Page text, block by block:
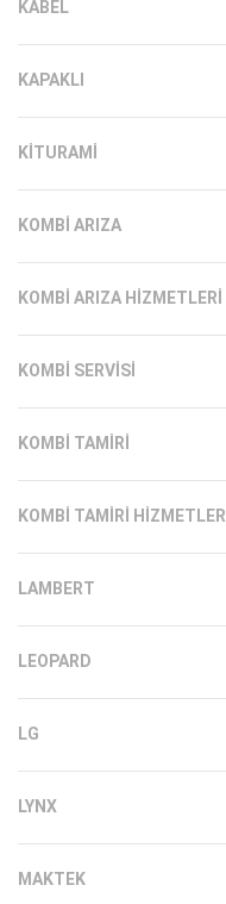
KABEL
KAPAKLI
KITURAMI
KOMBI ARIZA
KOMBI ARIZA HIZMETLERI
KOMBI SERVISI
KOMBI TAMIRI
KOMBI TAMIRI HIZMETLERI
LAMBERT
LEOPARD
LG
LYNX
MAKTEK